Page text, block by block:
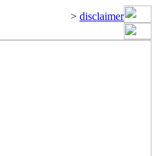
> disclaimer